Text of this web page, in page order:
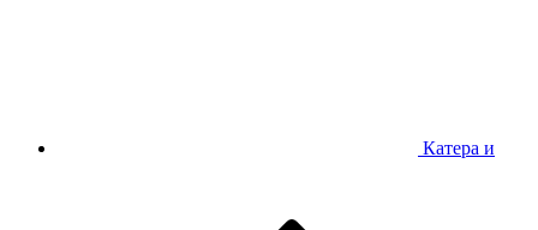
Катера и